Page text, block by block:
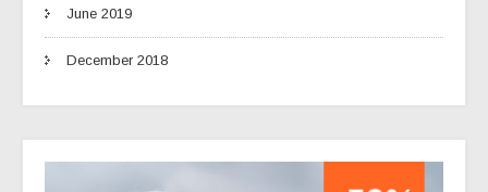
June 2019
December 2018